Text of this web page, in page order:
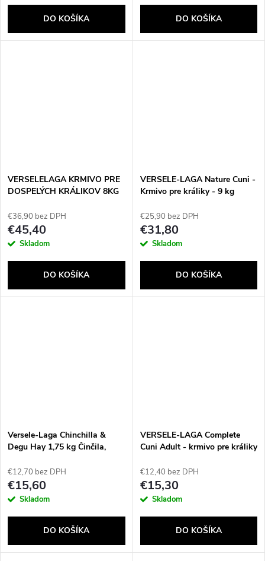
DO KOŠÍKA DO KOŠÍKA
VERSELELAGA KRMIVO PRE
DOSPELÝCH KRÁLIKOV 8KG
€36,90 bez DPH
€45,40
Skladom
DO KOŠÍKA
VERSELE-LAGA Nature Cuni -
Krmivo pre králiky - 9 kg
€25,90 bez DPH
€31,80
Skladom
DO KOŠÍKA
Versele-Laga Chinchilla &
Degu Hay 1,75 kg Činčila,
€12,70 bez DPH
€15,60
Skladom
DO KOŠÍKA
VERSELE-LAGA Complete
Cuni Adult - krmivo pre králiky
€12,40 bez DPH
€15,30
Skladom
DO KOŠÍKA